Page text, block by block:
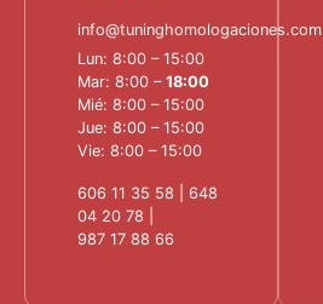
info@tuninghomologaciones.com
Lun: 8:00 – 15:00
Mar: 8:00 –18:00
Mié: 8:00 – 15:00
Jue: 8:00 – 15:00
Vie: 8:00 – 15:00
606 11 35 58 |648
04 20 78
987 17 88 66